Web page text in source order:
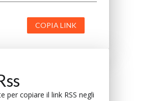
COPIA LINK
per copiare il link RSS negli